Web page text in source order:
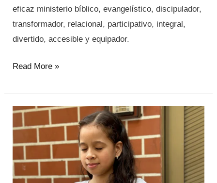
eficaz ministerio bíblico, evangelístico, discipulador,
transformador, relacional, participativo, integral,
divertido, accesible y equipador.
Read More »
niños
y
jóvenes
necesitan
conocer,